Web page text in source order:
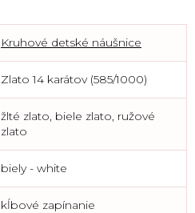
Kruhové detské náušnice
Zlato 14 karátov (585/1000)
žlté zlato, biele zlato, ružové
zlato
biely - white
kĺbové zapínanie